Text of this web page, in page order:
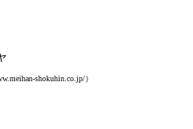
shokuhin.co.jp/）